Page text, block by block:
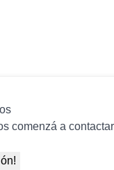
comenzá a